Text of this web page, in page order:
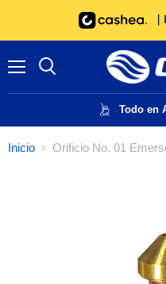
|
Todo en
Inicio Orificio No. 01